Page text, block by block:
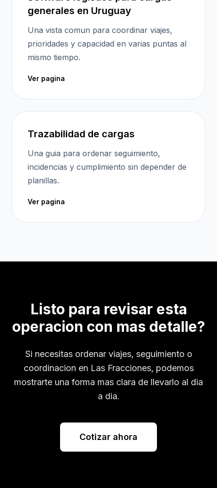
generales en Uruguay
Una vista comun para coordinar viajes,
prioridades y capacidad en varias puntas al
mismo tiempo.
Ver pagina
Trazabilidad de cargas
Una guia para ordenar seguimiento,
incidencias y cumplimiento sin depender de
planillas.
Ver pagina
Listo para revisar esta
operacion con mas detalle?
Si necesitas ordenar viajes, seguimiento o
coordinacion en Las Fracciones, podemos
mostrarte una forma mas clara de llevarlo al dia
a dia.
Cotizar ahora